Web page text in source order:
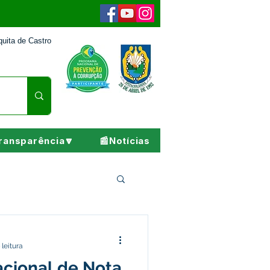
de Castro
📰Notícias
leitura